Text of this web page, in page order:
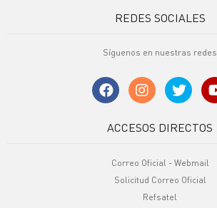
REDES SOCIALES
Síguenos en nuestras redes
ACCESOS DIRECTOS
Correo Oficial - Webmail
Solicitud Correo Oficial
Refsatel